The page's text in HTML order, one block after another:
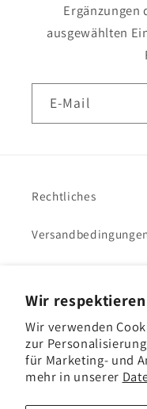
Wir
Wir verwenden
zur
für Marketing- und
mehr in unserer
Ergänzungen
ausgewählten
E-Mail
Rechtliches
VHacademy